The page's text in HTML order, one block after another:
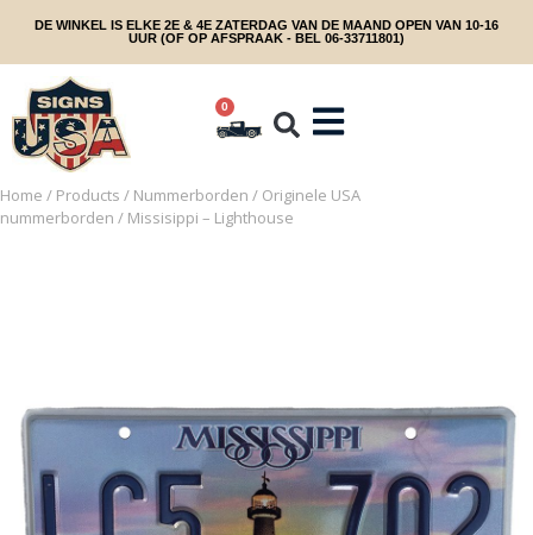
DE WINKEL IS ELKE 2E & 4E ZATERDAG VAN DE MAAND OPEN VAN 10-16
UUR (OF OP AFSPRAAK - BEL 06-33711801)
0
Home / Products / Nummerborden / Originele USA
nummerborden / Missisippi – Lighthouse